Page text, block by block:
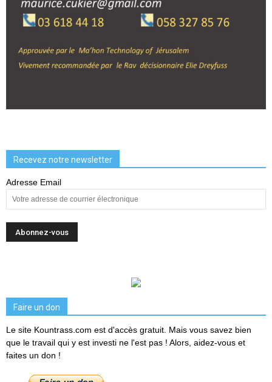
Recevez notre newsletter
Adresse Email
Faire un don
Le site Kountrass.com est d'accès gratuit. Mais vous savez bien
que le travail qui y est investi ne l'est pas ! Alors, aidez-vous et
faites un don !